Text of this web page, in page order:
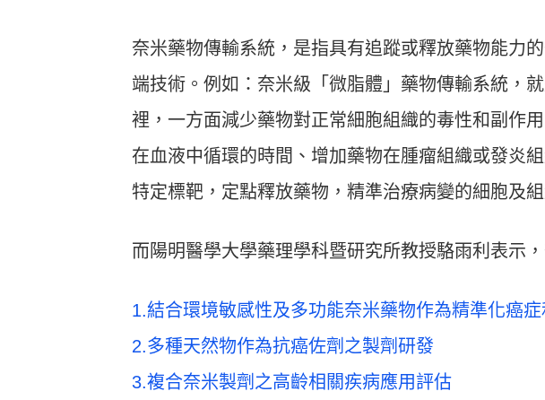
奈米藥物傳輸系統，是指具有追蹤或釋放藥物能力
端技術。例如：奈米級「微脂體」藥物傳輸系統，
裡，一方面減少藥物對正常細胞組織的毒性和副作
在血液中循環的時間、增加藥物在腫瘤組織或發炎
特定標靶，定點釋放藥物，精準治療病變的細胞及組
而陽明醫學大學藥理學科暨研究所教授駱雨利表示
1.結合環境敏感性及多功能奈米藥物作為精準化癌
2.多種天然物作為抗癌佐劑之製劑研發
3.複合奈米製劑之高齡相關疾病應用評估